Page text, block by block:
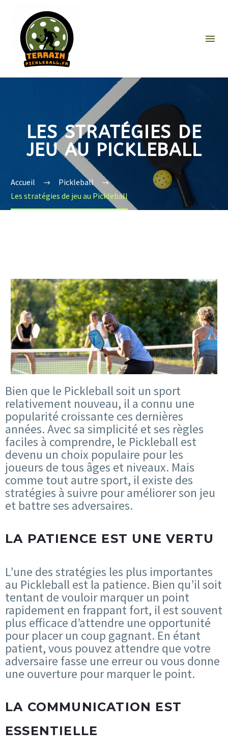
LES STRATÉGIES DE
JEU AU PICKLEBALL
Accueil
Pickleball
Les stratégies de jeu au Pickleball
Bien que le Pickleball soit un sport
relativement nouveau, il a connu une
popularité croissante ces dernières
années. Avec sa simplicité et ses règles
faciles à comprendre, le Pickleball est
devenu un choix populaire pour les
joueurs de tous âges et niveaux. Mais
comme tout autre sport, il existe des
stratégies à suivre pour améliorer son jeu
et battre ses adversaires.
LA PATIENCE EST UNE VERTU
L’une des stratégies les plus importantes
au Pickleball est la patience. Bien qu’il soit
tentant de vouloir marquer un point
rapidement en frappant fort, il est souvent
plus efficace d’attendre une opportunité
pour placer un coup gagnant. En étant
patient, vous pouvez attendre que votre
adversaire fasse une erreur ou vous donne
une ouverture pour marquer le point.
LA COMMUNICATION EST
ESSENTIELLE